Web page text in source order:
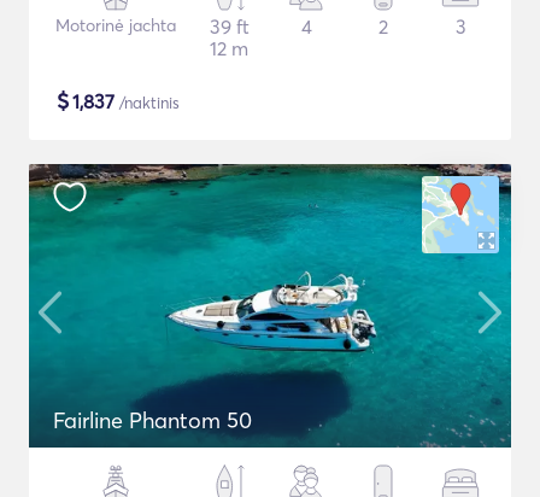
Motorinė jachta
39 ft
12 m
4 2 3
$1,837 /naktinis
Fairline Phantom 50